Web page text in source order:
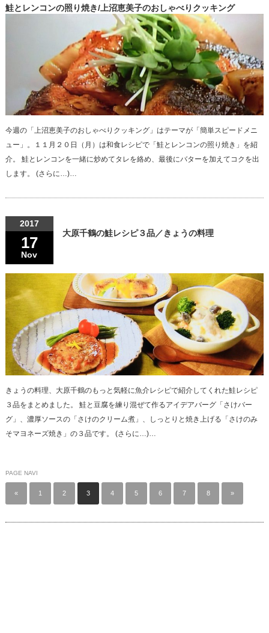
鮭とレンコンの照り焼き/上沼恵美子のおしゃべりクッキング
今週の「上沼恵美子のおしゃべりクッキング」はテーマが「簡単スピードメニ
ュー」。１１月２０日（月）は和食レシピで「鮭とレンコンの照り焼き」を紹
介。 鮭とレンコンを一緒に炒めてタレを絡め、最後にバターを加えてコクを出
します。 (さらに…)…
2017
17
Nov
大原千鶴の鮭レシピ３品／きょうの料理
きょうの料理、大原千鶴のもっと気軽に魚介レシピで紹介してくれた鮭レシピ
３品をまとめました。 鮭と豆腐を練り混ぜて作るアイデアバーグ「さけバー
グ」、濃厚ソースの「さけのクリーム煮」、しっとりと焼き上げる「さけのみ
そマヨネーズ焼き」の３品です。 (さらに…)…
PAGE NAVI
« 1 2 3 4 5 6 7 8 »